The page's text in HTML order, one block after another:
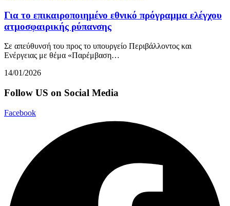
Για το επικαιροποιημένο εθνικό πρόγραμμα ελέγχου
ατμοσφαιρικής ρύπανσης
Σε απεύθυνσή του προς το υπουργείο Περιβάλλοντος και
Ενέργειας με θέμα «Παρέμβαση…
14/01/2026
Follow US on Social Media
Facebook